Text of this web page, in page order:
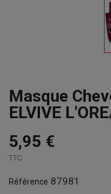
Masque
ELVIVE
5,95 €
TTC
Référence 87981